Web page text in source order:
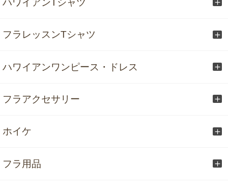
ハワイアンTシャツ
フラレッスンTシャツ
ハワイアンワンピース・ドレス
フラアクセサリー
ホイケ
フラ用品